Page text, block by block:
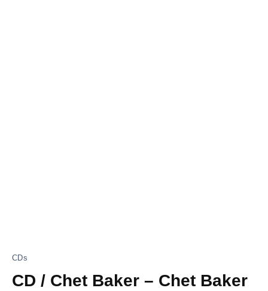
CDs
CD / Chet Baker – Chet Baker